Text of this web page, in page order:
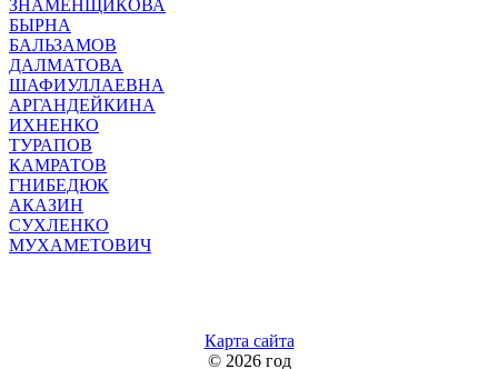
ЗНАМЕНЩИКОВА
БЫРНА
БАЛЬЗАМОВ
ДАЛМАТОВА
ШАФИУЛЛАЕВНА
АРГАНДЕЙКИНА
ИХНЕНКО
ТУРАПОВ
КАМРАТОВ
ГНИБЕДЮК
АКАЗИН
СУХЛЕНКО
МУХАМЕТОВИЧ
Карта сайта
© 2026 год